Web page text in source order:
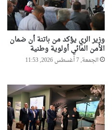
ر
س
ت
ل
ا
م
ذ
ا
ل
ع
ا
وزير الري يؤكد من باتنة أن ضمان
الأمن المائي أولوية وطنية
الجمعة, 7 أغسطس 2026, 11:53